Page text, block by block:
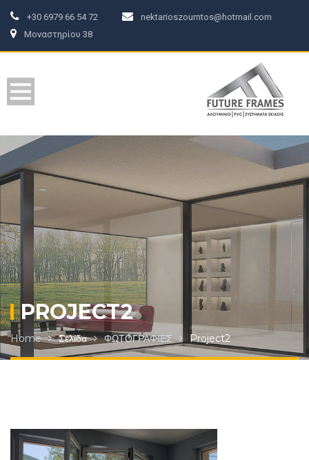
+30 6979 66 54 72
nektarioszourntos@hotmail.com
Μοναστηρίου 38
PROJECT2
Home Σελίδα ΦΩΤΟΓΡΑΦΙΕΣ Project2